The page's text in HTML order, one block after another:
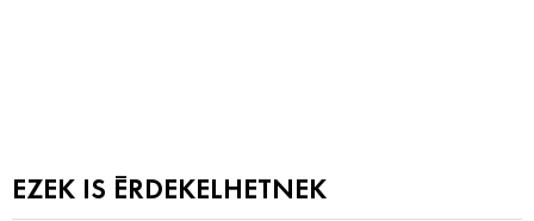
EZEK IS ÉRDEKELHETNEK